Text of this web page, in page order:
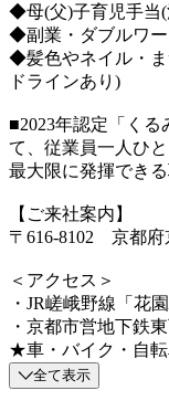
◆母(父)子育児手当
◆副業・ダブルワ
◆髪色やネイル・
ドラインあり)
■2023年認定「く
て、従業員一人ひ
最大限に発揮でき
【ご来社案内】
〒616-8102 京都府
＜アクセス＞
・JR嵯峨野線「花
・京都市営地下鉄
★車・バイク・自
全て表示